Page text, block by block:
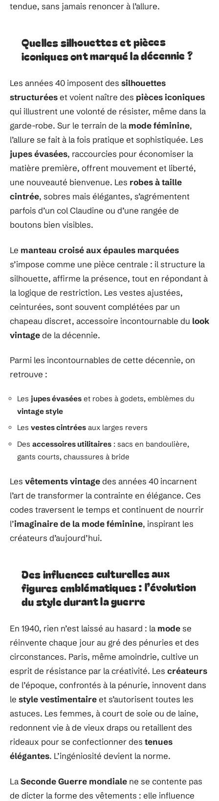
tendue, sans jamais renoncer à l’allure.
Quelles silhouettes et pièces
iconiques ont marqué la décennie ?
Les années 40 imposent des silhouettes
structuréeset voient naître des pièces iconiques
qui illustrent une volonté de résister, même dans la
garde-robe. Sur le terrain de la mode féminine,
l’allure se fait à la fois pratique et sophistiquée. Les
jupes évasées, raccourcies pour économiser la
matière première, offrent mouvement et liberté,
une nouveauté bienvenue. Les robes à taille
cintrée, sobres mais élégantes, s’agrémentent
parfois d’un col Claudine ou d’une rangée de
boutons bien visibles.
Le manteau croisé aux épaules marquées
s’impose comme une pièce centrale : il structure la
silhouette, affirme la présence, tout en répondant à
la logique de restriction. Les vestes ajustées,
ceinturées, sont souvent complétées par un
chapeau discret, accessoire incontournable du look
vintagede la décennie.
Parmi les incontournables de cette décennie, on
retrouve :
Les jupes évasées et robes à godets, emblèmes du
vintage style
Les vestes cintrées aux larges revers
Des accessoires utilitaires : sacs en bandoulière,
gants courts, chaussures à bride
Les vêtements vintagedes années 40 incarnent
l’art de transformer la contrainte en élégance. Ces
codes traversent le temps et continuent de nourrir
l’imaginaire de la mode féminine, inspirant les
créateurs d’aujourd’hui.
Des influences culturelles aux
figures emblématiques : l’évolution
du style durant la guerre
En 1940, rien n’est laissé au hasard : la modese
réinvente chaque jour au gré des pénuries et des
circonstances. Paris, même amoindrie, cultive un
esprit de résistance par la créativité. Les créateurs
de l’époque, confrontés à la pénurie, innovent dans
le style vestimentaireet s’autorisent toutes les
astuces. Les femmes, à court de soie ou de laine,
redonnent vie à de vieux draps ou retaillent des
rideaux pour se confectionner des tenues
élégantes. L’ingéniosité devient la norme.
LaSeconde Guerre mondiale ne se contente pas
de dicter la forme des vêtements : elle influence